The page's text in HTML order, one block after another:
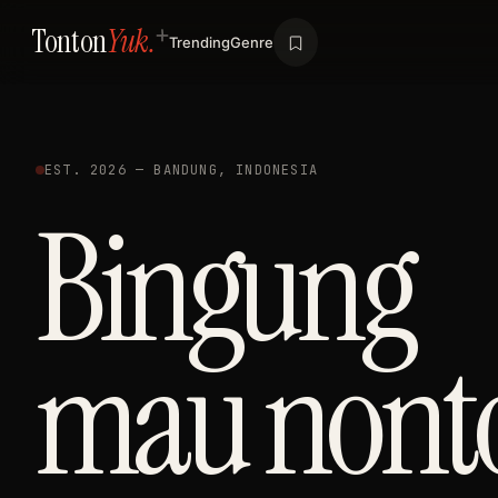
TontonYuk. TrendingGenre
EST. 2026 — BANDUNG, INDONESIA
Bingung
mau